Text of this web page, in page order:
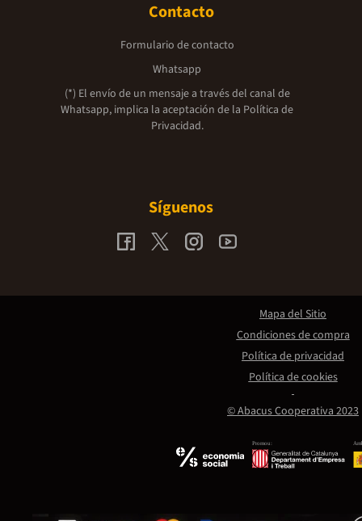
Contacto
Formulario de contacto
Whatsapp
(*) El envío de un mensaje a través del canal de
Whatsapp, implica la aceptación de la Política de
Privacidad.
Síguenos
Promou:
© Abacus Cooperativa 2023
Mapa del Sitio
Condiciones de compra
Política de privacidad
Política de cookies